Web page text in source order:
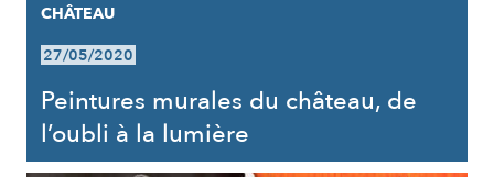
CHÂTEAU
27/05/2020
Peintures murales du château, de
l’oubli à la lumière